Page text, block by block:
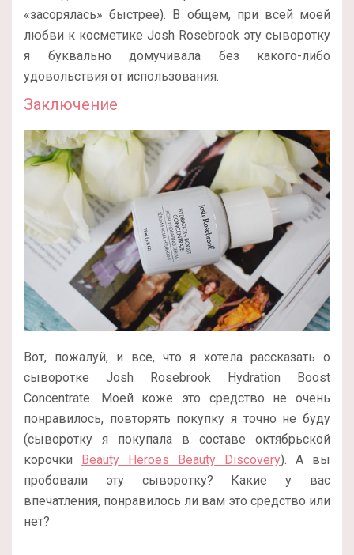
«засорялась» быстрее). В общем, при всей моей
любви к косметике Josh Rosebrook эту сыворотку
я буквально домучивала без какого-либо
удовольствия от использования.
Заключение
Вот, пожалуй, и все, что я хотела рассказать о
сыворотке Josh Rosebrook Hydration Boost
Concentrate. Моей коже это средство не очень
понравилось, повторять покупку я точно не буду
(сыворотку я покупала в составе октябрьской
корочки
Beauty Heroes Beauty Discovery). А вы
пробовали эту сыворотку? Какие у вас
впечатления, понравилось ли вам это средство или
нет?